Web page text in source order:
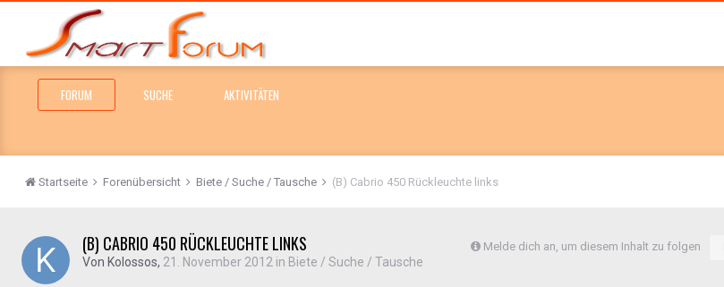
FORUM SUCHE AKTIVITÄTEN
Startseite Forenübersicht Biete / Suche / Tausche (B) Cabrio 450 Rückleuchte links
Melde dich an, um diesem Inhalt zu folgen
(B) CABRIO 450 RÜCKLEUCHTE LINKS
Von Kolossos, 21. November 2012 in Biete / Suche / Tausche